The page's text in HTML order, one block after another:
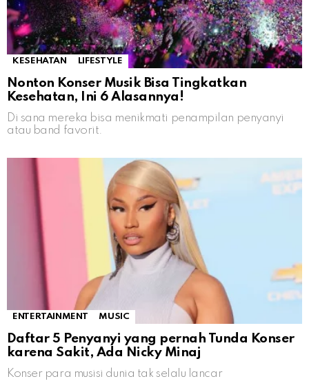
KESEHATAN LIFESTYLE
Nonton Konser Musik Bisa Tingkatkan
Kesehatan, Ini 6 Alasannya!
Di sana mereka bisa menikmati penampilan penyanyi
atau band favorit.
ENTERTAINMENT MUSIC
Daftar 5 Penyanyi yang pernah Tunda Konser
karena Sakit, Ada Nicky Minaj
Konser para musisi dunia tak selalu lancar